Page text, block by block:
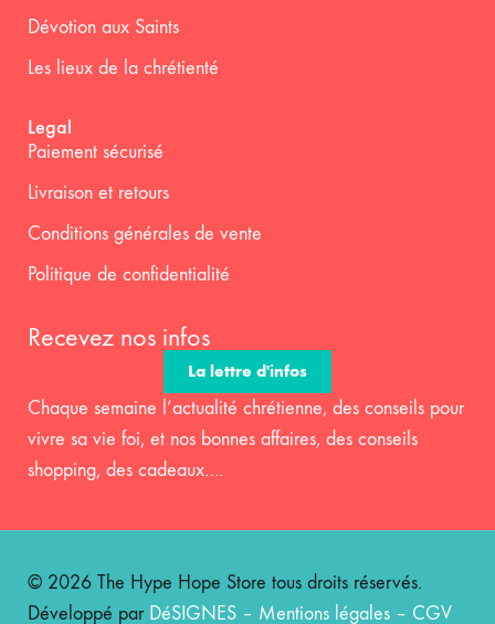
Dévotion aux Saints
Les lieux de la chrétienté
Legal
Paiement sécurisé
Livraison et retours
Conditions générales de vente
Politique de confidentialité
Recevez nos infos
La lettre d'infos
Chaque semaine l’actualité chrétienne, des conseils pour
vivre sa vie foi, et nos bonnes affaires, des conseils
shopping, des cadeaux….
© 2026 The Hype Hope Store tous droits réservés.
Développé par DéSIGNES – Mentions légales – CGV